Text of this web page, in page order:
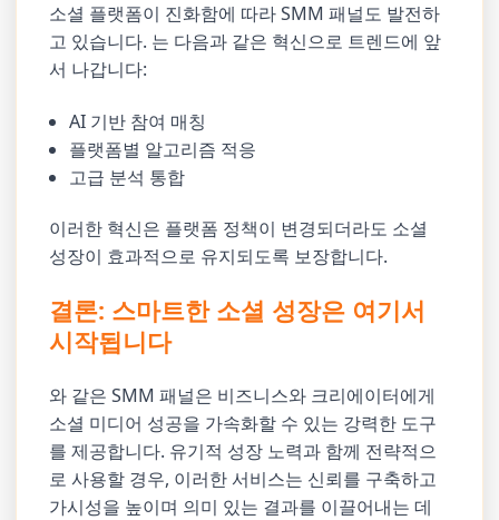
소셜 플랫폼이 진화함에 따라 SMM 패널도 발전하
고 있습니다. 는 다음과 같은 혁신으로 트렌드에 앞
서 나갑니다:
AI 기반 참여 매칭
플랫폼별 알고리즘 적응
고급 분석 통합
이러한 혁신은 플랫폼 정책이 변경되더라도 소셜
성장이 효과적으로 유지되도록 보장합니다.
결론: 스마트한 소셜 성장은 여기서
시작됩니다
와 같은 SMM 패널은 비즈니스와 크리에이터에게
소셜 미디어 성공을 가속화할 수 있는 강력한 도구
를 제공합니다. 유기적 성장 노력과 함께 전략적으
로 사용할 경우, 이러한 서비스는 신뢰를 구축하고
가시성을 높이며 의미 있는 결과를 이끌어내는 데